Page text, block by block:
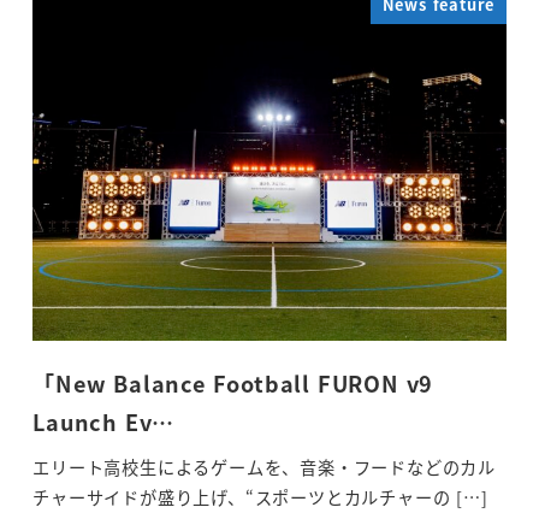
News feature
「New Balance Football FURON v9
Launch Ev…
エリート高校生によるゲームを、音楽・フードなどのカル
チャーサイドが盛り上げ、“スポーツとカルチャーの […]